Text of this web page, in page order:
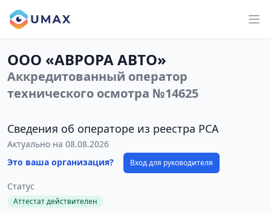
ООО «АВРОРА АВТО»
Аккредитованный оператор
технического осмотра №14625
Сведения об операторе из реестра РСА
Актуально на 08.08.2026
Это ваша организация?
Вход для руководителя
Статус
Аттестат действителен